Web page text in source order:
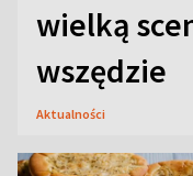
wielką
wszędzie
Aktualności